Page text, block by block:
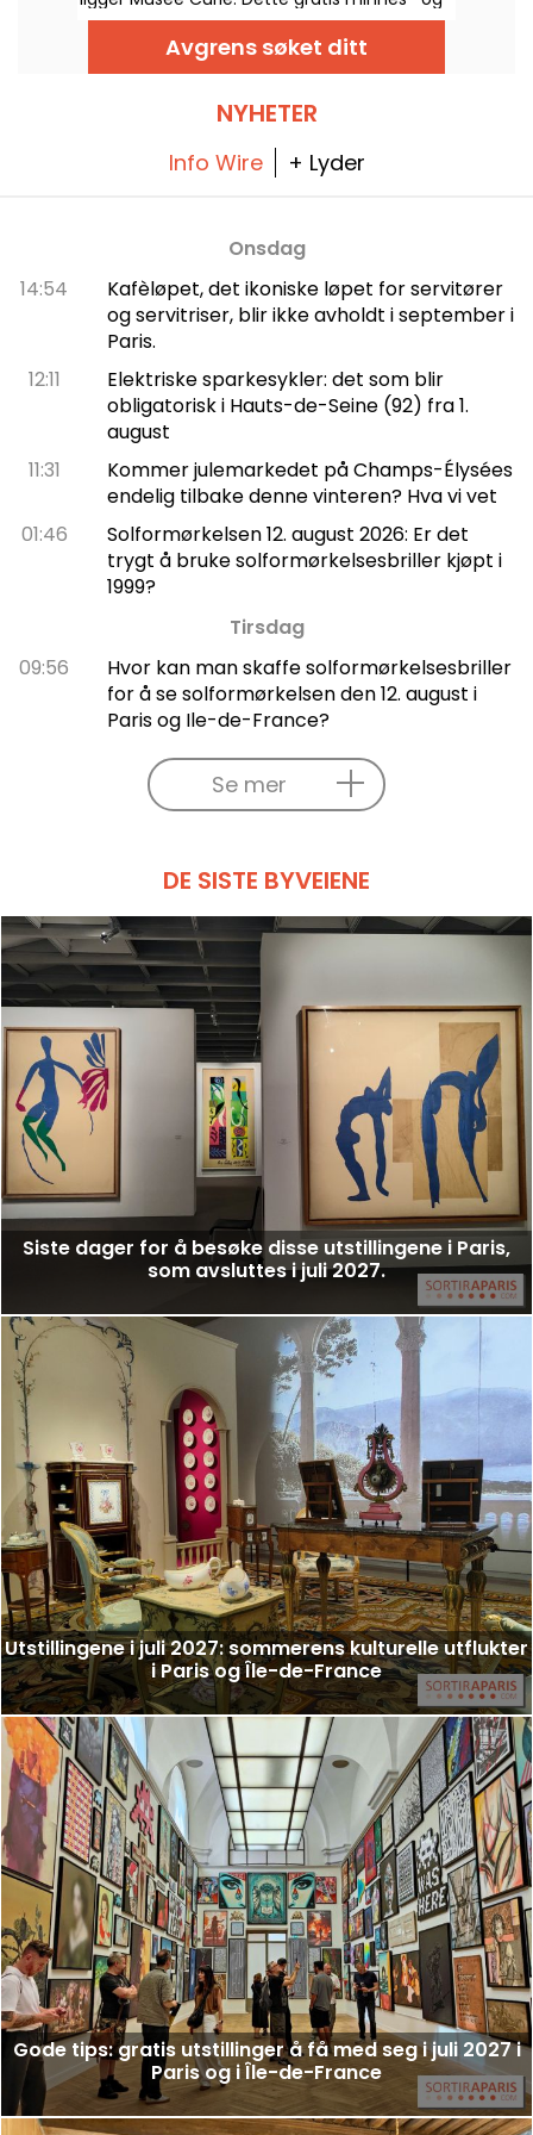
kunnskapsstedet er åpent fra onsdag til
lørdag og gir et innblikk i radioaktivitetens
historie og medisinske anvendelser.
Avgrens søket ditt
NYHETER
Info Wire + Lyder
Onsdag
14:54
Kafèløpet, det ikoniske løpet for servitører
og servitriser, blir ikke avholdt i september i
Paris.
12:11
Elektriske sparkesykler: det som blir
obligatorisk i Hauts-de-Seine (92) fra 1.
august
11:31
Kommer julemarkedet på Champs-Élysées
endelig tilbake denne vinteren? Hva vi vet
01:46
Solformørkelsen 12. august 2026: Er det
trygt å bruke solformørkelsesbriller kjøpt i
1999?
Tirsdag
09:56
Hvor kan man skaffe solformørkelsesbriller
for å se solformørkelsen den 12. august i
Paris og Ile-de-France?
Se mer
DE SISTE BYVEIENE
Siste dager for å besøke disse utstillingene i Paris,
som avsluttes i juli 2027.
Utstillingene i juli 2027: sommerens kulturelle utflukter
i Paris og Île-de-France
Gode tips: gratis utstillinger å få med seg i juli 2027 i
Paris og i Île-de-France